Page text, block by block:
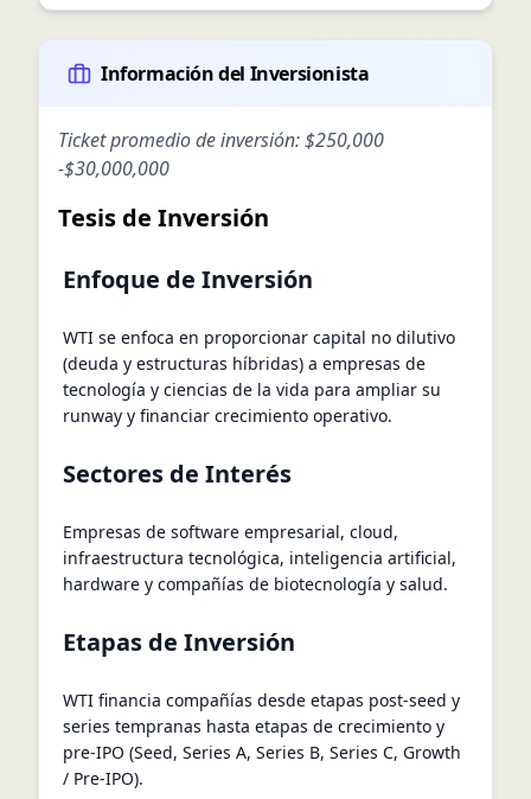
Información del Inversionista
Ticket promedio de inversión:$250,000
-$30,000,000
Tesis de Inversión
Enfoque de Inversión
WTI se enfoca en proporcionar capital no dilutivo
(deuda y estructuras híbridas) a empresas de
tecnología y ciencias de la vida para ampliar su
runway y financiar crecimiento operativo.
Sectores de Interés
Empresas de software empresarial, cloud,
infraestructura tecnológica, inteligencia artificial,
hardware y compañías de biotecnología y salud.
Etapas de Inversión
WTI financia compañías desde etapas post-seed y
series tempranas hasta etapas de crecimiento y
pre-IPO (Seed, Series A, Series B, Series C, Growth
/ Pre-IPO).